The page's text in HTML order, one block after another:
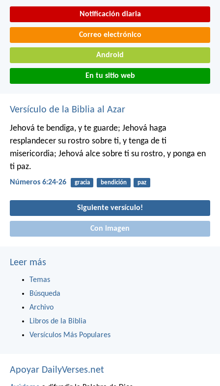
Notificación diaria
Correo electrónico
Android
En tu sitio web
Versículo de la Biblia al Azar
Jehová te bendiga, y te guarde; Jehová haga
resplandecer su rostro sobre ti, y tenga de ti
misericordia; Jehová alce sobre ti su rostro, y ponga en
ti paz.
Números 6:24-26 gracia bendición paz
Siguiente versículo!
Con imagen
Leer más
Temas
Búsqueda
Archivo
Libros de la Biblia
Versículos Más Populares
Apoyar DailyVerses.net